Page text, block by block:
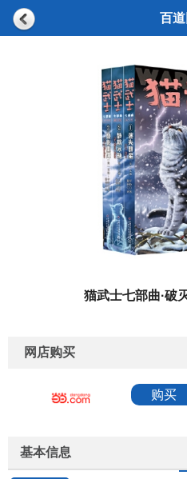
百道
猫武士七部曲·破
网店购买
购买
基本信息